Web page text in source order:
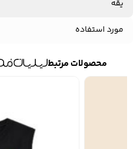
یقه
مورد استفاده
محصولات مرتبط